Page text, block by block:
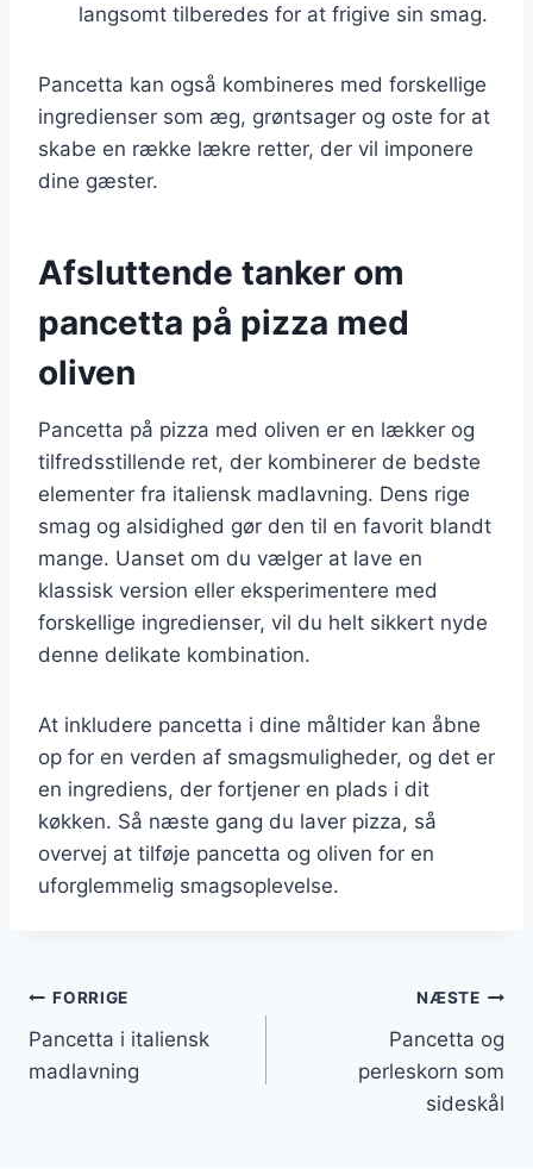
langsomt tilberedes for at frigive sin smag.
Pancetta kan også kombineres med forskellige
ingredienser som æg, grøntsager og oste for at
skabe en række lækre retter, der vil imponere
dine gæster.
Afsluttende tanker om
pancetta på pizza med
oliven
Pancetta på pizza med oliven er en lækker og
tilfredsstillende ret, der kombinerer de bedste
elementer fra italiensk madlavning. Dens rige
smag og alsidighed gør den til en favorit blandt
mange. Uanset om du vælger at lave en
klassisk version eller eksperimentere med
forskellige ingredienser, vil du helt sikkert nyde
denne delikate kombination.
At inkludere pancetta i dine måltider kan åbne
op for en verden af smagsmuligheder, og det er
en ingrediens, der fortjener en plads i dit
køkken. Så næste gang du laver pizza, så
overvej at tilføje pancetta og oliven for en
uforglemmelig smagsoplevelse.
Indlægsnavigation
FORRIGE
Pancetta i italiensk
madlavning
NÆSTE
Pancetta og
perleskorn som
sideskål